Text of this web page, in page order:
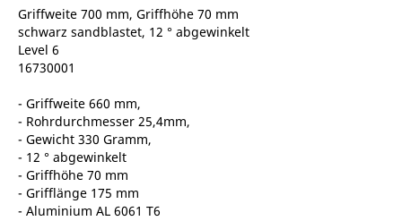
Griffweite 700 mm, Griffhöhe 70 mm
schwarz sandblastet, 12 ° abgewinkelt
Level 6
16730001
- Griffweite 660 mm,
- Rohrdurchmesser 25,4mm,
- Gewicht 330 Gramm,
- 12 ° abgewinkelt
- Griffhöhe 70 mm
- Grifflänge 175 mm
- Aluminium AL 6061 T6